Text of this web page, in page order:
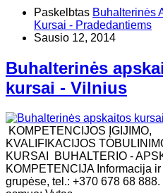
Paskelbtas Buhalterinės
Kursai - Pradedantiems
Sausio 12, 2014
Buhalterinės
kursai - Vilnius
KOMPETENCIJOS ĮGIJIMO,
KVALIFIKACIJOS
KURSAI BUHALTERIO -
KOMPETENCIJA Informacija
grupėse, tel.: +370 678 68